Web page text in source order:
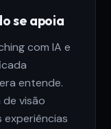
se apoia
com IA e
entende.
visão
experiências